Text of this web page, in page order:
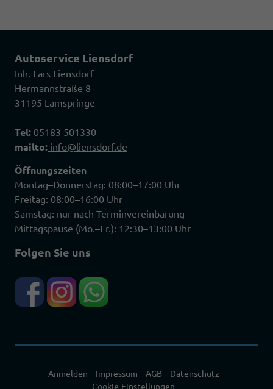
Autoservice Liensdorf
Inh. Lars Liensdorf
Hermannstraße 8
31195 Lamspringe
Tel: 05183 501330
mailto: info@liensdorf.de
Öffnungszeiten
Montag–Donnerstag: 08:00–17:00 Uhr
Freitag: 08:00–16:00 Uhr
Samstag: nur nach Terminvereinbarung
Mittagspause (Mo.–Fr.): 12:30–13:00 Uhr
Folgen Sie uns
Anmelden Impressum AGB
Datenschutz
Cookie-Einstellungen